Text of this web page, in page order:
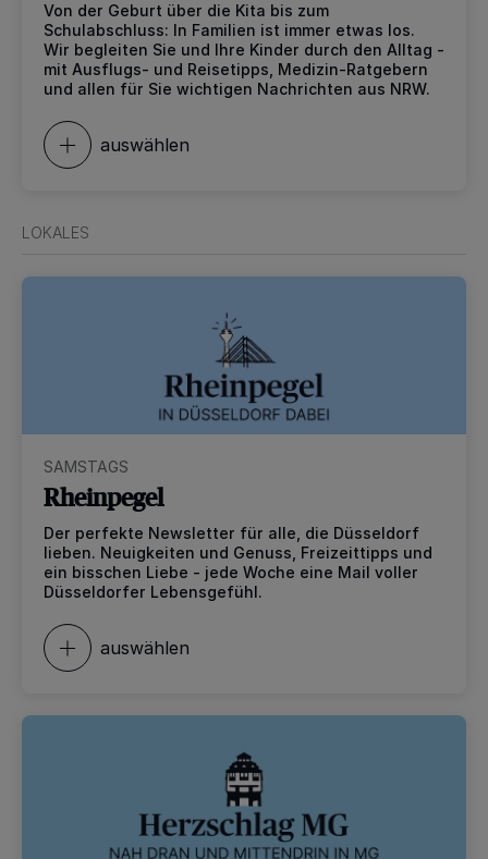
Von der Geburt über die Kita bis zum
Schulabschluss: In Familien ist immer etwas los.
Wir begleiten Sie und Ihre Kinder durch den Alltag -
mit Ausflugs- und Reisetipps, Medizin-Ratgebern
und allen für Sie wichtigen Nachrichten aus NRW.
auswählen
LOKALES
SAMSTAGS
Rheinpegel
Der perfekte Newsletter für alle, die Düsseldorf
lieben. Neuigkeiten und Genuss, Freizeittipps und
ein bisschen Liebe - jede Woche eine Mail voller
Düsseldorfer Lebensgefühl.
auswählen